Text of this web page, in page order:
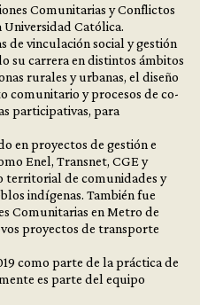
Comunitarias y Conflictos
Universidad Católica.
de vinculación social y gestión
su carrera en distintos ámbitos
rurales y urbanas, el diseño
comunitario y procesos de co-
participativas, para
en proyectos de gestión e
Enel, Transnet, CGE y
territorial de comunidades y
indígenas. También fue
Comunitarias en Metro de
proyectos de transporte
como parte de la práctica de
es parte del equipo